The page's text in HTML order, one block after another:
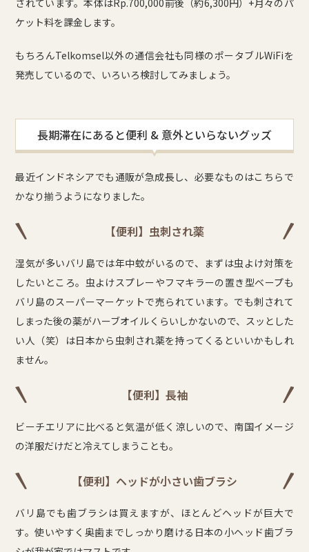
されています。本体はRp.700,000前後（約6,300円）+月々のパ
ケット料を課金します。
もちろんTelkomsel以外の通信会社も同様のポータブルWiFiを
発売しているので、いろいろ検討してみましょう。
長期滞在にあると便利 & 意外といらないグッズ
最近インドネシアでも通販が急成長し、必要なものはこちらで
かなり揃うようになりました。
【便利】虫刺され薬
湿気が多いバリ島では年中蚊がいるので、まずは虫よけ対策を
したいところ。虫よけスプレーやフマキラーの置き型ベープも
バリ島のスーパーマーケットで売られています。でも刺されて
しまった後の薬がハーブオイルくらいしかないので、スッとした
い人（笑）は日本から虫刺され薬を持ってくるといいかもしれ
ません。
【便利】長袖
ビーチエリアに比べると気温が低く涼しいので、南国イメージ
の洋服だけだと冷えてしまうことも。
【便利】ヘッドが小さい歯ブラシ
バリ島でも歯ブラシは買えますが、ほとんどヘッドが巨大で
す。使いやすく奥歯までしっかり磨ける日本の小ヘッド歯ブラ